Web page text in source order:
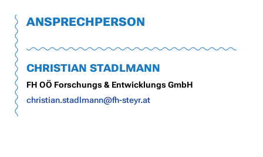
ANSPRECHPERSON
CHRISTIAN STADLMANN
FH OÖ Forschungs & Entwicklungs GmbH
christian.stadlmann@fh-steyr.at